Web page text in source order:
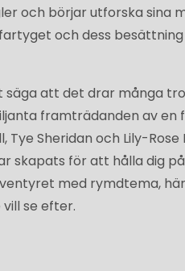
och börjar utforska sina
och dess
att det drar många
framträdanden av en
Tye Sheridan och Lily-
skapats för att hålla dig
med rymdtema,
se efter.